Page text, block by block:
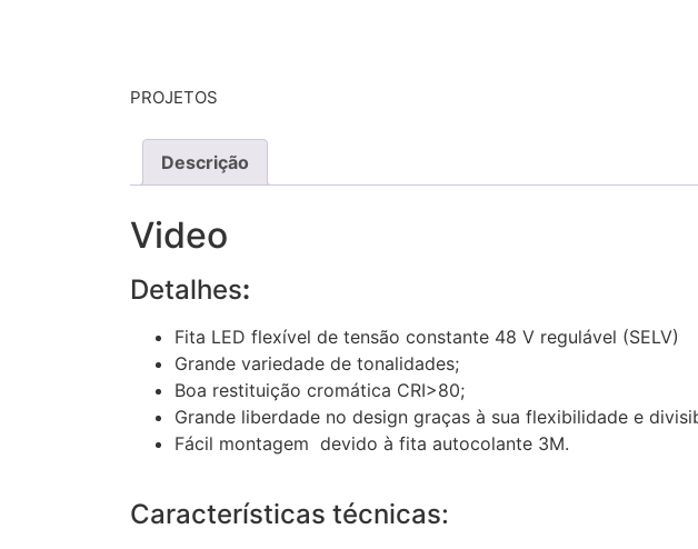
PROJETOS
Descrição
Video
Detalhes:
Fita LED flexível de tensão constante 48 V regulável (SELV)
Grande variedade de tonalidades;
Boa restituição cromática CRI>80;
Grande liberdade no design graças à sua flexibilidade e
Fácil montagem devido à fita autocolante 3M.
Características técnicas: